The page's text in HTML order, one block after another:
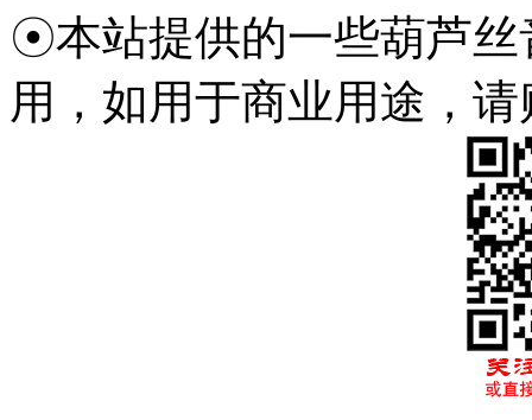
☉本站提供的一些葫芦丝
用，如用于商业用途，